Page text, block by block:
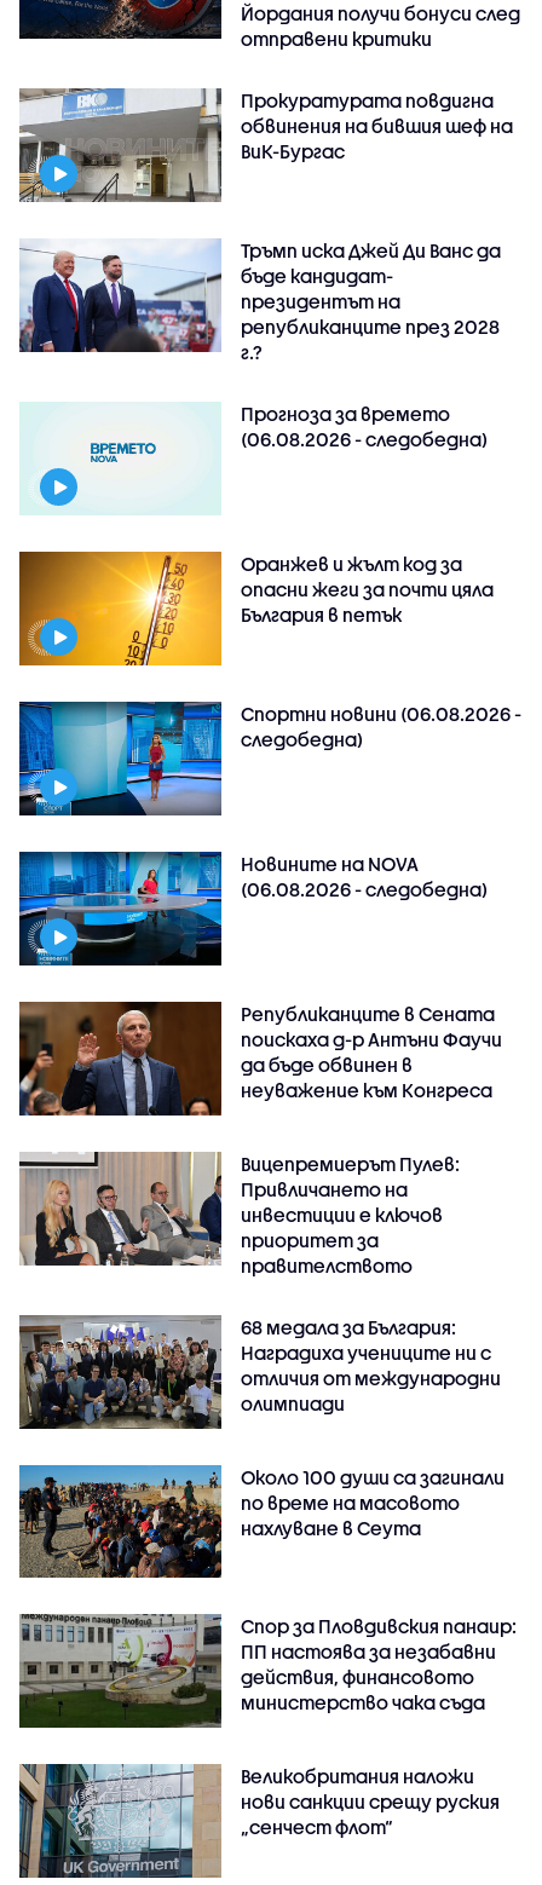
Йордания получи бонуси след
отправени критики
Прокуратурата повдигна
обвинения на бившия шеф на
ВиК-Бургас
Тръмп иска Джей Ди Ванс да
бъде кандидат-
президентът на
републиканците през 2028
г.?
Прогноза за времето
(06.08.2026 - следобедна)
Оранжев и жълт код за
опасни жеги за почти цяла
България в петък
Спортни новини (06.08.2026 -
следобедна)
Новините на NOVA
(06.08.2026 - следобедна)
Републиканците в Сената
поискаха д-р Антъни Фаучи
да бъде обвинен в
неуважение към Конгреса
Вицепремиерът Пулев:
Привличането на
инвестиции е ключов
приоритет за
правителството
68 медала за България:
Наградиха учениците ни с
отличия от международни
олимпиади
Около 100 души са загинали
по време на масовото
нахлуване в Сеута
Спор за Пловдивския панаир:
ПП настоява за незабавни
действия, финансовото
министерство чака съда
Великобритания наложи
нови санкции срещу руския
„сенчест флот“